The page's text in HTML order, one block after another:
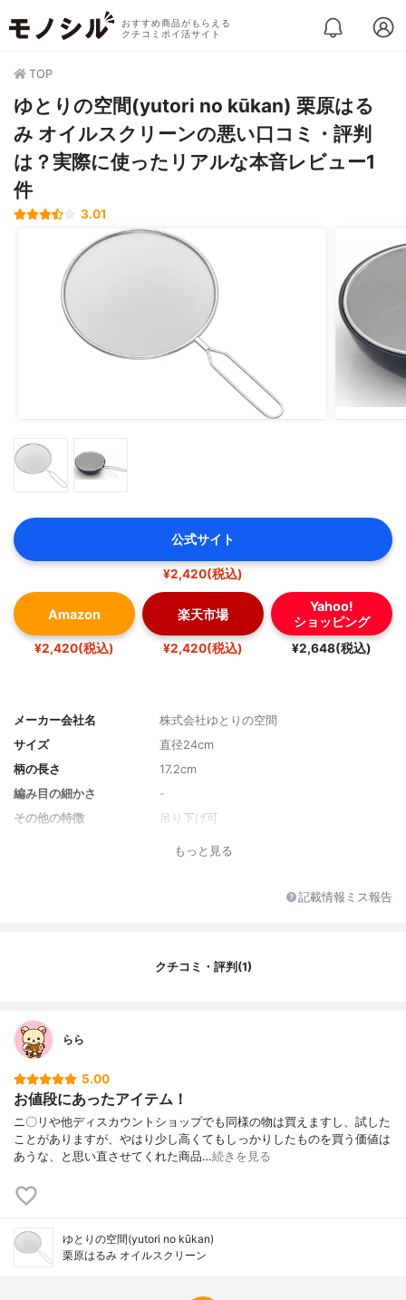
おすすめ商品がもらえる
クチコミポイ活サイト
TOP
ゆとりの空間(yutori no kūkan) 栗原はる
み オイルスクリーンの悪い口コミ・評判
は？実際に使ったリアルな本音レビュー1
件
3.01
公式サイト
¥2,420(税込)
Amazon
¥2,420(税込)
楽天市場
¥2,420(税込)
Yahoo!
ショッピング
¥2,648(税込)
メーカー会社名
株式会社ゆとりの空間
サイズ
直径24cm
柄の長さ
17.2cm
編み目の細かさ
-
その他の特徴
吊り下げ可
もっと見る
記載情報ミス報告
クチコミ・評判(1)
らら
5.00
お値段にあったアイテム！
ニ〇リや他ディスカウントショップでも同様の物は買えますし、試した
ことがありますが、やはり少し高くてもしっかりしたものを買う価値は
あうな、と思い直させてくれた商品…続きを見る
ゆとりの空間(yutori no kūkan)
栗原はるみ オイルスクリーン